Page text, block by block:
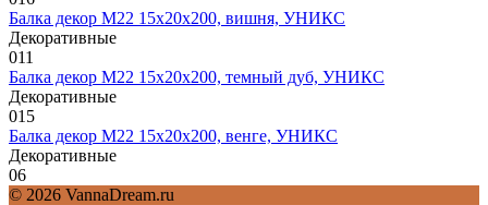
Балка декор М22 15х20х200, вишня, УНИКС
Декоративные
011
Балка декор М22 15х20х200, темный дуб, УНИКС
Декоративные
015
Балка декор М22 15х20х200, венге, УНИКС
Декоративные
06
© 2026 VannaDream.ru